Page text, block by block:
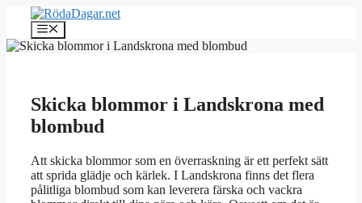
Hoppa
innehåll
Meny
Skicka blommor i Landskrona med
blombud
Att skicka blommor som en överraskning är ett perfekt sätt
att sprida glädje och kärlek. I Landskrona finns det flera
pålitliga blombud som kan leverera färska och vackra